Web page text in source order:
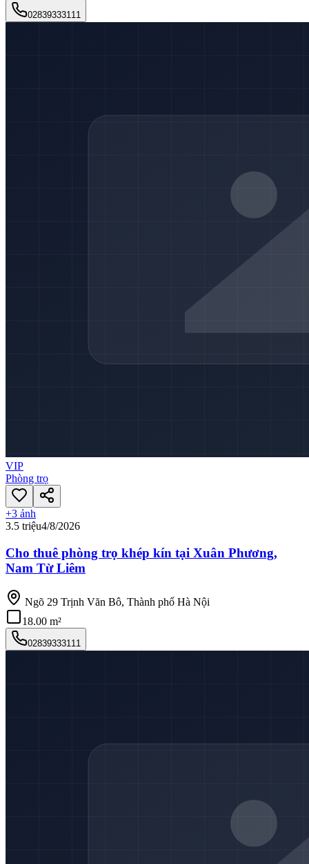
02839333111
VIP
Phòng trọ
+3 ảnh
3.5 triệu4/8/2026
Cho thuê phòng trọ khép kín tại Xuân Phương,
Nam Từ Liêm
Ngõ 29 Trịnh Văn Bô, Thành phố Hà Nội
18.00 m²
02839333111